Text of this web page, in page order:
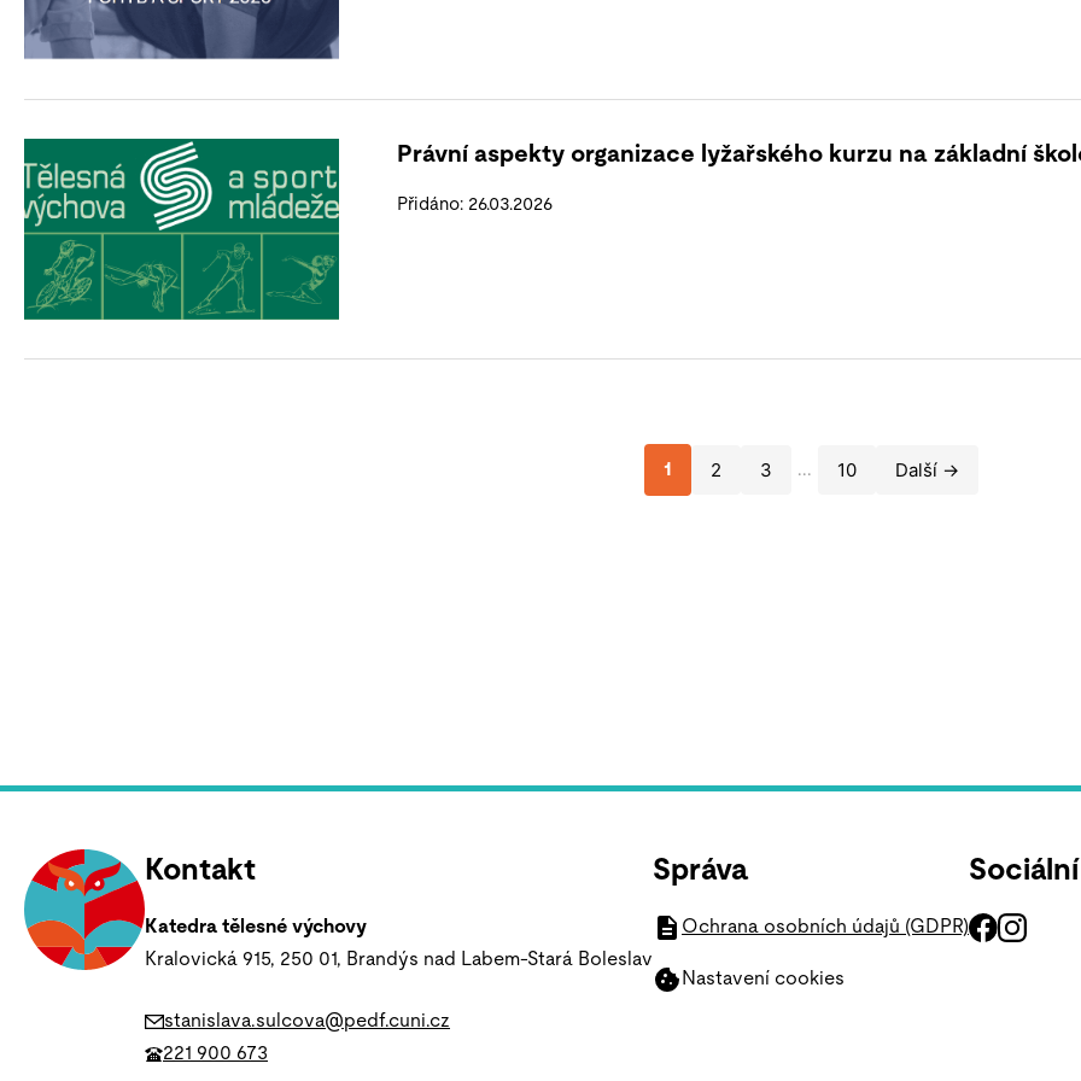
Právní aspekty organizace lyžařského kurzu na základní
Přidáno: 26.03.2026
1 2 3 ... 10 Další →
Kontakt
Katedra tělesné výchovy
Kralovická 915, 250 01, Brandýs nad Labem-Stará Boleslav
stanislava.sulcova@pedf.cuni.cz
221 900 673
Správa
Ochrana osobních údajů (GDPR)
Nastavení cookies